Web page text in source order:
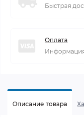
Быстрая
Оплата
Описание товара